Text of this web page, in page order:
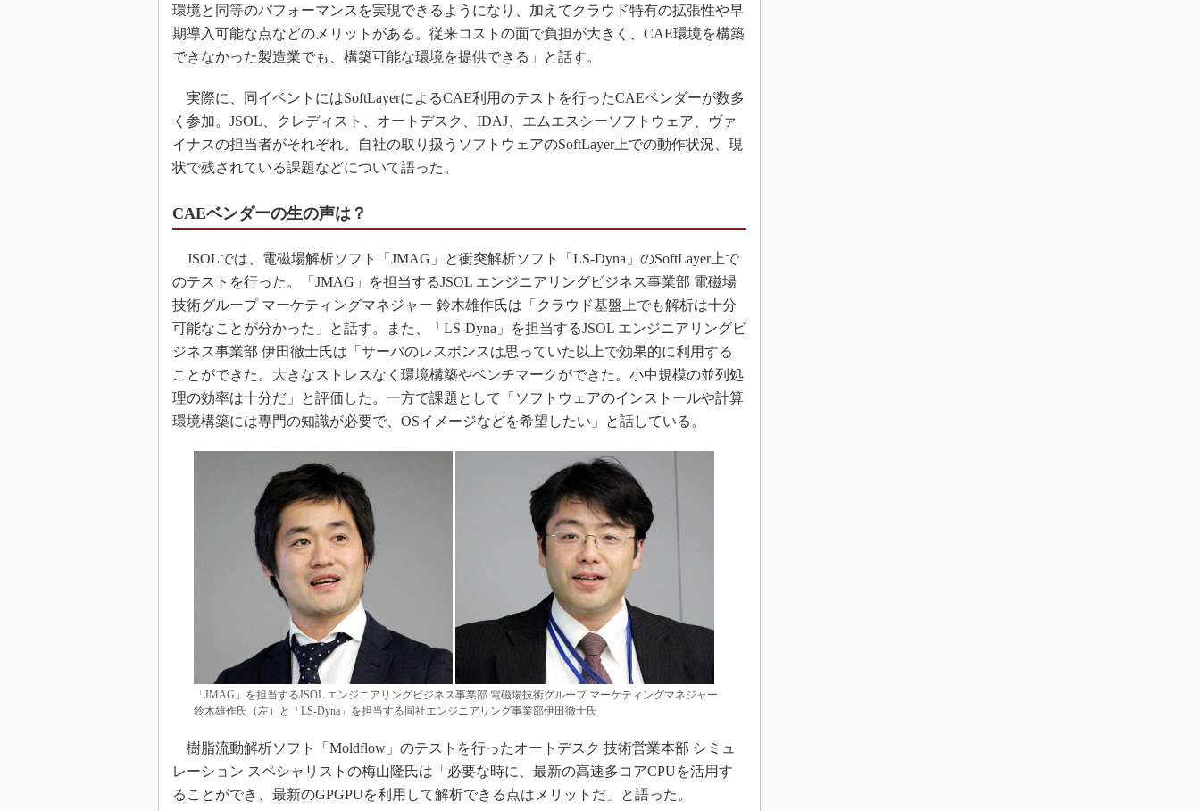
環境と同等のパフォーマンスを実現できるようになり、加えてクラウド特有の拡張性や早
期導入可能な点などのメリットがある。従来コストの面で負担が大きく、CAE環境を構築
できなかった製造業でも、構築可能な環境を提供できる」と話す。
実際に、同イベントにはSoftLayerによるCAE利用のテストを行ったCAEベンダーが数多
く参加。JSOL、クレディスト、オートデスク、IDAJ、エムエスシーソフトウェア、ヴァ
イナスの担当者がそれぞれ、自社の取り扱うソフトウェアのSoftLayer上での動作状況、現
状で残されている課題などについて語った。
CAEベンダーの生の声は？
JSOLでは、電磁場解析ソフト「JMAG」と衝突解析ソフト「LS-Dyna」のSoftLayer上で
のテストを行った。「JMAG」を担当するJSOL エンジニアリングビジネス事業部 電磁場
技術グループ マーケティングマネジャー 鈴木雄作氏は「クラウド基盤上でも解析は十分
可能なことが分かった」と話す。また、「LS-Dyna」を担当するJSOL エンジニアリングビ
ジネス事業部 伊田徹士氏は「サーバのレスポンスは思っていた以上で効果的に利用する
ことができた。大きなストレスなく環境構築やベンチマークができた。小中規模の並列処
理の効率は十分だ」と評価した。一方で課題として「ソフトウェアのインストールや計算
環境構築には専門の知識が必要で、OSイメージなどを希望したい」と話している。
「JMAG」を担当するJSOL エンジニアリングビジネス事業部 電磁場技術グループ マーケティングマネジャー
鈴木雄作氏（左）と「LS-Dyna」を担当する同社エンジニアリング事業部伊田徹士氏
樹脂流動解析ソフト「Moldflow」のテストを行ったオートデスク 技術営業本部 シミュ
レーション スペシャリストの梅山隆氏は「必要な時に、最新の高速多コアCPUを活用す
ることができ、最新のGPGPUを利用して解析できる点はメリットだ」と語った。